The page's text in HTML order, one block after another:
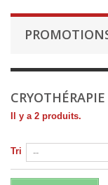
CRYOTHÉRAPIE
Il y a 2 produits.
Tri